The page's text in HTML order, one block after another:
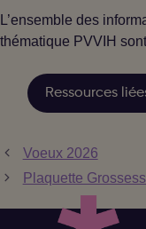
L’ensemble des
thématique PVVIH
Ressources
Voeux 2026
Plaquette